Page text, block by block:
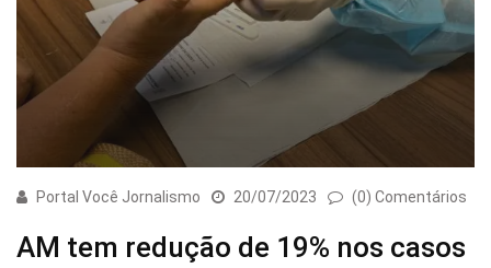
Portal Você Jornalismo 20/07/2023 (0) Comentários
AM tem redução de 19% nos casos